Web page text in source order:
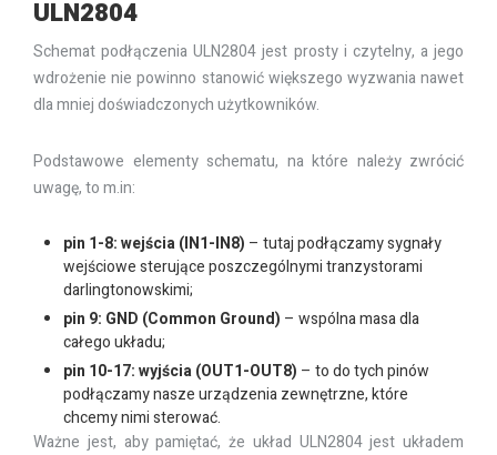
ULN2804
Schemat podłączenia ULN2804 jest prosty i czytelny, a jego
wdrożenie nie powinno stanowić większego wyzwania nawet
dla mniej doświadczonych użytkowników.
Podstawowe elementy schematu, na które należy zwrócić
uwagę, to m.in:
pin 1-8: wejścia (IN1-IN8) – tutaj podłączamy sygnały
wejściowe sterujące poszczególnymi tranzystorami
darlingtonowskimi;
pin 9: GND (Common Ground) – wspólna masa dla
całego układu;
pin 10-17: wyjścia (OUT1-OUT8) – to do tych pinów
podłączamy nasze urządzenia zewnętrzne, które
chcemy nimi sterować.
Ważne jest, aby pamiętać, że układ ULN2804 jest układem